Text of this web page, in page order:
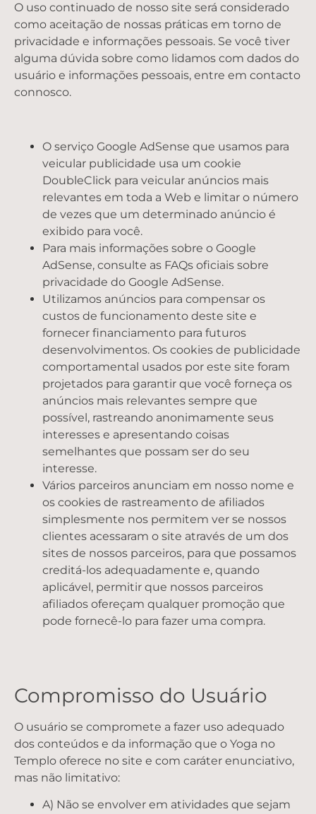
O uso continuado de nosso site será considerado
como aceitação de nossas práticas em torno de
privacidade e informações pessoais. Se você tiver
alguma dúvida sobre como lidamos com dados do
usuário e informações pessoais, entre em contacto
connosco.
O serviço Google AdSense que usamos para
veicular publicidade usa um cookie
DoubleClick para veicular anúncios mais
relevantes em toda a Web e limitar o número
de vezes que um determinado anúncio é
exibido para você.
Para mais informações sobre o Google
AdSense, consulte as FAQs oficiais sobre
privacidade do Google AdSense.
Utilizamos anúncios para compensar os
custos de funcionamento deste site e
fornecer financiamento para futuros
desenvolvimentos. Os cookies de publicidade
comportamental usados ​​por este site foram
projetados para garantir que você forneça os
anúncios mais relevantes sempre que
possível, rastreando anonimamente seus
interesses e apresentando coisas
semelhantes que possam ser do seu
interesse.
Vários parceiros anunciam em nosso nome e
os cookies de rastreamento de afiliados
simplesmente nos permitem ver se nossos
clientes acessaram o site através de um dos
sites de nossos parceiros, para que possamos
creditá-los adequadamente e, quando
aplicável, permitir que nossos parceiros
afiliados ofereçam qualquer promoção que
pode fornecê-lo para fazer uma compra.
Compromisso do Usuário
O usuário se compromete a fazer uso adequado
dos conteúdos e da informação que o Yoga no
Templo oferece no site e com caráter enunciativo,
mas não limitativo:
A) Não se envolver em atividades que sejam